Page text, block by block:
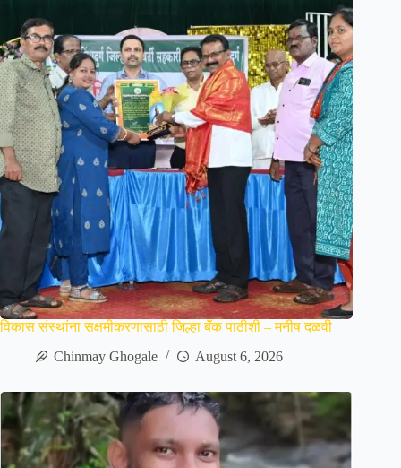
विकास संस्थांना सक्षमीकरणासाठी जिल्हा बॅंक पाठीशी – मनीष दळवी
Chinmay Ghogale
August 6, 2026